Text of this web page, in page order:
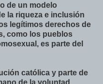
de un modelo
la riqueza e inclusión
legítimos derechos de
como los pueblos
es parte del
católica y parte de
de la voluntad